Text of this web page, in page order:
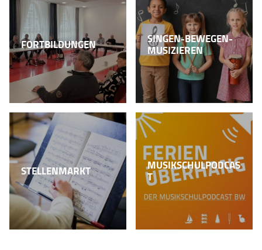
FORTBILDUNGEN
SINGEN-BEWEGEN-
MUSIZIEREN
STELLENMARKT
MUSIKSCHULPODCAS
T